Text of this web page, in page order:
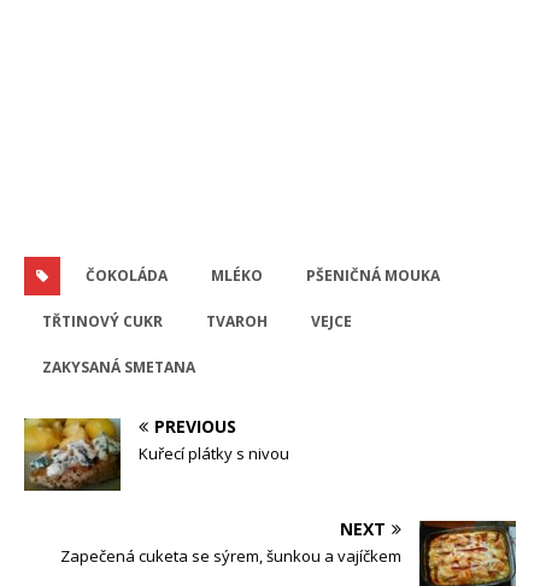
ČOKOLÁDA MLÉKO PŠENIČNÁ MOUKA
TŘTINOVÝ CUKR TVAROH VEJCE
ZAKYSANÁ SMETANA
PREVIOUS
Kuřecí plátky s nivou
NEXT
Zapečená cuketa se sýrem, šunkou a vajíčkem